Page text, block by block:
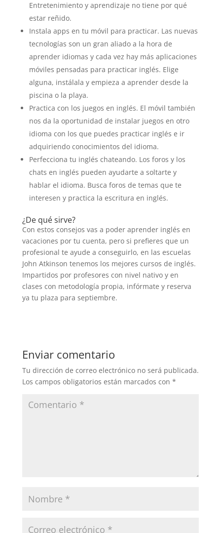
Entretenimiento y aprendizaje no tiene por qué
estar reñido.
Instala apps en tu móvil para practicar. Las nuevas
tecnologías son un gran aliado a la hora de
aprender idiomas y cada vez hay más aplicaciones
móviles pensadas para practicar inglés. Elige
alguna, instálala y empieza a aprender desde la
piscina o la playa.
Practica con los juegos en inglés. El móvil también
nos da la oportunidad de instalar juegos en otro
idioma con los que puedes practicar inglés e ir
adquiriendo conocimientos del idioma.
Perfecciona tu inglés chateando. Los foros y los
chats en inglés pueden ayudarte a soltarte y
hablar el idioma. Busca foros de temas que te
interesen y practica la escritura en inglés.
¿De qué sirve?
Con estos consejos vas a poder aprender inglés en
vacaciones por tu cuenta, pero si prefieres que un
profesional te ayude a conseguirlo, en las escuelas
John Atkinson tenemos los mejores cursos de inglés.
Impartidos por profesores con nivel nativo y en
clases con metodología propia, infórmate y reserva
ya tu plaza para septiembre.
Enviar comentario
Tu dirección de correo electrónico no será publicada.
Los campos obligatorios están marcados con *